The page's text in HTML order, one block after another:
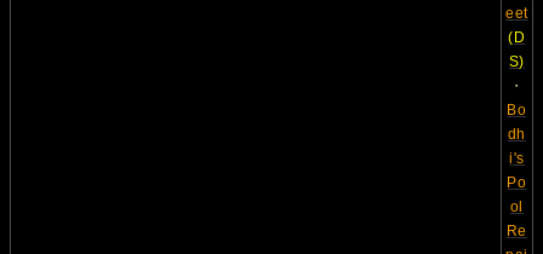
eet
(D
S)
・
Bo
dh
i's
Po
ol
Re